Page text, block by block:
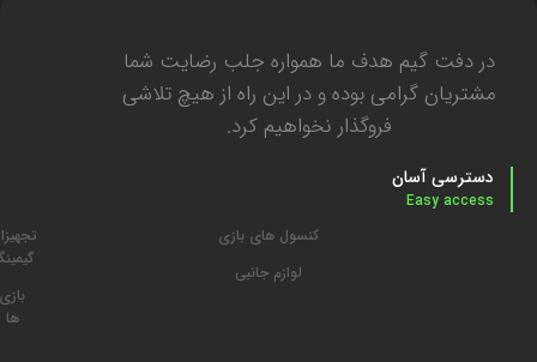
در دفت گیم هدف ما همواره جلب رضایت شما
مشتریان گرامی بوده و در این راه از هیچ تلاشی
فروگذار نخواهیم کرد.
دسترسی آسان
Easy access
کنسول های بازی
لوازم جانبی
بازی
ها